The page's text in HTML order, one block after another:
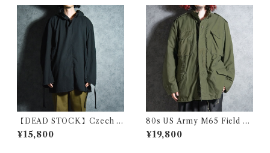
【DEAD STOCK】Czech A
rmy Cotton Snow Camoufl
age Parka チェコ軍 コットン
¥15,800
80s US Army M65 Field Ja
cket 3rd model アメリカ軍
M65 フィールド ジャケット 1
¥19,800